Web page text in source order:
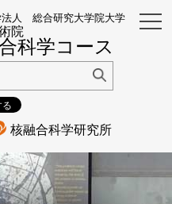
法人 総合研究大学院大学
院
科学コース
核融合科学研究所